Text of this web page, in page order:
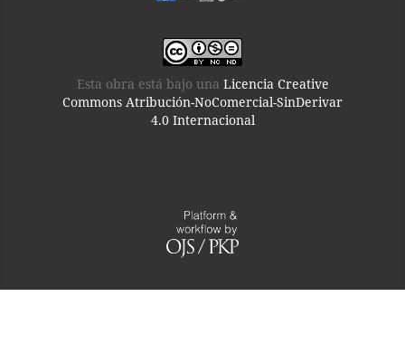
Esta obra está bajo una Licencia Creative
Commons Atribución-NoComercial-SinDerivar
4.0 Internacional